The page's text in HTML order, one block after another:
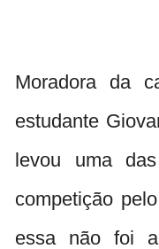
Moradora da
estudante
levou uma
competição
essa não foi